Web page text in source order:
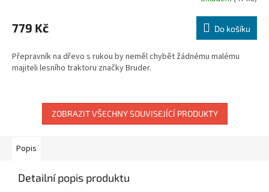
produktu
je
z
5
779 Kč Do košíku
Přepravník na dřevo s rukou by neměl chybět žádnému malému
majiteli lesního traktoru značky Bruder.
ZOBRAZIT VŠECHNY SOUVISEJÍCÍ PRODUKTY
Popis
Detailní popis produktu